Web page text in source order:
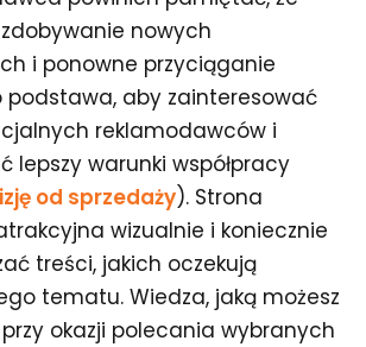
nowych
i ponowne przyciąganie
podstawa, aby zainteresować
reklamodawców i
lepszy warunki współpracy
od sprzedaży). Strona
wizualnie i koniecznie
treści, jakich oczekują
tematu. Wiedza, jaką możesz
okazji polecania wybranych